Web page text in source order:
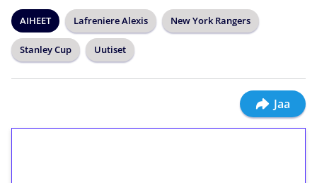
AIHEET Lafreniere Alexis New York Rangers
Stanley Cup Uutiset
Jaa